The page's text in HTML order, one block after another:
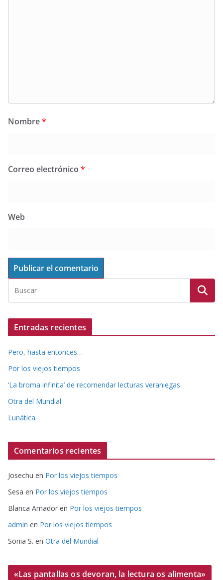
Nombre*
Correo electrónico *
Web
Entradas recientes
Pero, hasta entonces…
Por los viejos tiempos
‘La broma infinita’ de recomendar lecturas veraniegas
Otra del Mundial
Lunática
Comentarios recientes
Josechu en Por los viejos tiempos
Sesa en Por los viejos tiempos
Blanca Amador en Por los viejos tiempos
admin en Por los viejos tiempos
Sonia S. en Otra del Mundial
«Las pantallas os devoran, la lectura os alimenta»